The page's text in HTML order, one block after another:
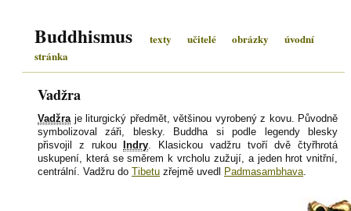
Buddhismus texty učitelé obrázky
úvodní
stránka
Vadžra
Vadžraje liturgický předmět, většinou vyrobený z kovu. Původně
symbolizoval záři, blesky. Buddha si podle legendy blesky
přisvojil z rukou
Indry. Klasickou vadžru tvoří dvě čtyřhrotá
uskupení, která se směrem k vrcholu zužují, a jeden hrot vnitřní,
centrální. Vadžru do Tibetu zřejmě uvedl Padmasambhava.